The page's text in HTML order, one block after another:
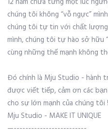
chúng tôi không “vỗ ngực”
chúng tôi tự tin với chất lượng
mình, chúng tôi tự hào sở hữu
cùng những thế mạnh không
Đó chính là Mju Studio - hành
được viết tiếp, cảm ơn các
cho sự lớn mạnh của chúng tôi
Mju Studio - MAKE IT UNIQUE
—-------------------------